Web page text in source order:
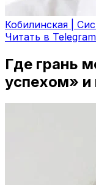
Кобилинская |
Читать в Telegram
Где грань
успехом»